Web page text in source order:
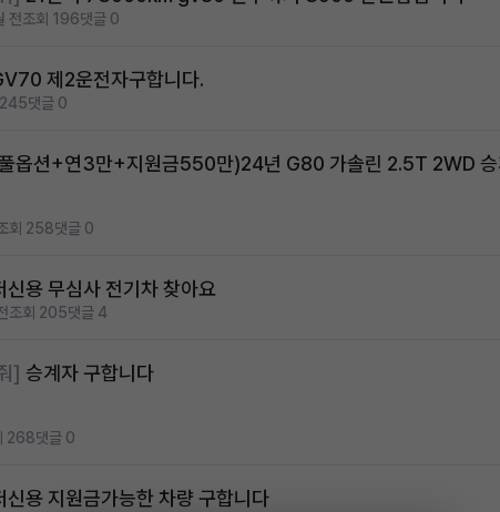
전조회 196댓글 0
제2운전자구합니다.
댓글 0
옵션+연3만+지원금550만)24년 G80 가솔린 2.5T 2WD
회 258댓글 0
신용 무심사 전기차 찾아요
조회 205댓글 4
] 승계자 구합니다
268댓글 0
신용 지원금가능한 차량 구합니다